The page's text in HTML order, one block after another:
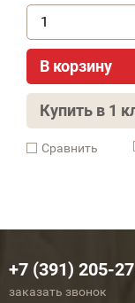
В корзину
Купить в 1
Cравнить
+7 (391) 205-
заказать звонок